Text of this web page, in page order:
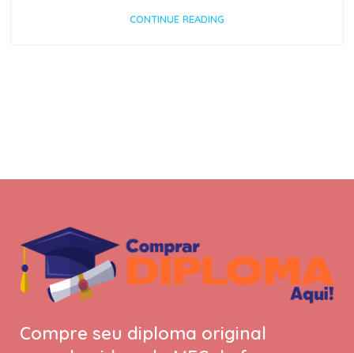
CONTINUE READING
Compre seu diploma original